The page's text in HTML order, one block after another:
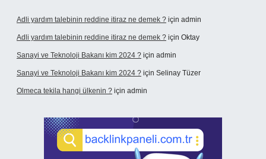
Adli yardım talebinin reddine itiraz ne demek ? için admin
Adli yardım talebinin reddine itiraz ne demek ? için Oktay
Sanayi ve Teknoloji Bakanı kim 2024 ? için admin
Sanayi ve Teknoloji Bakanı kim 2024 ? için Selinay Tüzer
Olmeca tekila hangi ülkenin ? için admin